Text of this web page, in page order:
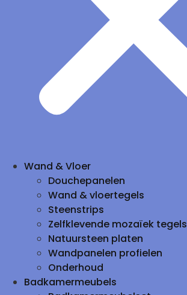
Wand & Vloer
Douchepanelen
Wand & vloertegels
Steenstrips
Zelfklevende mozaïek tegels
Natuursteen platen
Wandpanelen profielen
Onderhoud
Badkamermeubels